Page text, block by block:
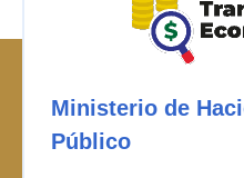
Ministerio de
Público